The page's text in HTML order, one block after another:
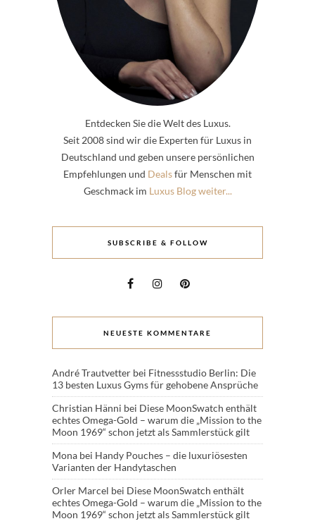
Entdecken Sie die Welt des Luxus.
Seit 2008 sind wir die Experten für Luxus in
Deutschland und geben unsere persönlichen
Empfehlungen und Dealsfür Menschen mit
Geschmack im Luxus Blog weiter...
SUBSCRIBE & FOLLOW
NEUESTE KOMMENTARE
André Trautvetter bei Fitnessstudio Berlin: Die
13 besten Luxus Gyms für gehobene Ansprüche
Christian Hänni bei Diese MoonSwatch enthält
echtes Omega-Gold – warum die „Mission to the
Moon 1969“ schon jetzt als Sammlerstück gilt
Mona bei Handy Pouches – die luxuriösesten
Varianten der Handytaschen
Orler Marcel bei Diese MoonSwatch enthält
echtes Omega-Gold – warum die „Mission to the
Moon 1969“ schon jetzt als Sammlerstück gilt